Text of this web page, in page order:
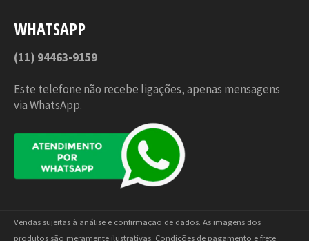
WHATSAPP
(11) 94463-9159
Este telefone não recebe ligações, apenas mensagens
via WhatsApp.
Vendas sujeitas à análise e confirmação de dados. As imagens dos
produtos são meramente ilustrativas. Condições de pagamento e frete